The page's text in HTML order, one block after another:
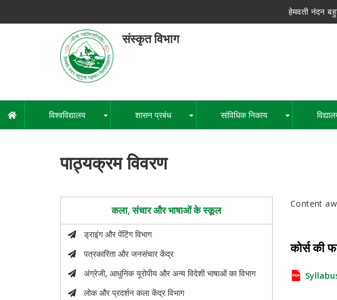
हेमवती नंदन
संस्कृत विभाग
हेमवती नंदन बहुगुणा
एक केंद्रीय
मुख्य
नेविगेशन
विश्वविद्यालय शासन प्रबंध सांविधिक निकाय
पाठ्यक्रम विवरण
कला, संचार और भाषाओं के स्कूल
ड्राइंग और पेंटिंग विभाग
पत्रकारिता और जनसंचार केंद्र
अंग्रेजी, आधुनिक यूरोपीय और अन्य विदेशी भाषाओं का विभाग
लोक और प्रदर्शन कला केंद्र विभाग
Content
कोर्स की